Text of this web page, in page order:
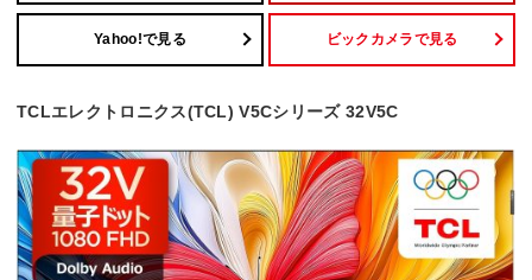
Yahoo!で見る ビックカメラで見る
TCLエレクトロニクス(TCL) V5Cシリーズ 32V5C